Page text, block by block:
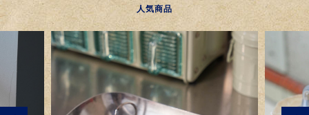
人気商品